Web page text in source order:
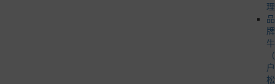
理
品
牌
牛
松